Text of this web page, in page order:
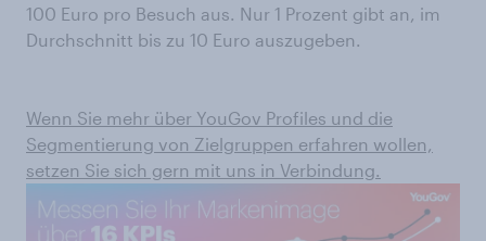
100 Euro pro Besuch aus. Nur 1 Prozent gibt an, im
Durchschnitt bis zu 10 Euro auszugeben.
Wenn Sie mehr über YouGov Profiles und die
Segmentierung von Zielgruppen erfahren wollen,
setzen Sie sich gern mit uns in Verbindung.